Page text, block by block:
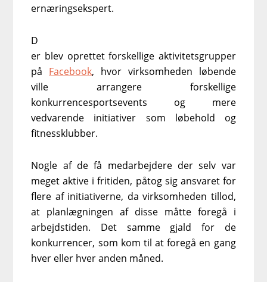
ernæringsekspert.
D
er blev oprettet forskellige aktivitetsgrupper
på Facebook, hvor virksomheden løbende
ville arrangere forskellige
konkurrencesportsevents og mere
vedvarende initiativer som løbehold og
fitnessklubber.
Nogle af de få medarbejdere der selv var
meget aktive i fritiden, påtog sig ansvaret for
flere af initiativerne, da virksomheden tillod,
at planlægningen af disse måtte foregå i
arbejdstiden. Det samme gjald for de
konkurrencer, som kom til at foregå en gang
hver eller hver anden måned.